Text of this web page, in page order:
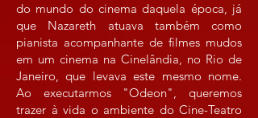
do mundo do cinema daquela época, já
que Nazareth atuava também como
pianista acompanhante de filmes mudos
em um cinema na Cinelândia, no Rio de
Janeiro, que levava este mesmo nome.
Ao executarmos "Odeon", queremos
trazer à vida o ambiente do Cine-Teatro